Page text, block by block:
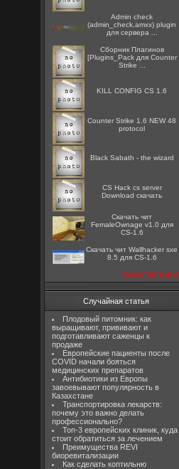
Admin check
(admin_check.amxx) plugin
для сервера ...
Сборник Плагинов
[Plugins_Pack для Counter
Strike ...
KILL CONFIG CS 1.6
Counter Strike 1.6 NEW 48
protocol
Black Sabath - the wizard
CS Hack cs server
Download скачать
Скачать чит
FemaleOwnage v1.0 для
CS-1.6
Скачать чит Wallhacker sxe
8.5 для CS-1.6
посмотреть все
Случайная статья
Плодовый питомник: как
выращивают, прививают и
подготавливают саженцы к
продаже
Европейские пациенты после
COVID начали бояться
медицинских препаратов
Антибиотики из Европы
завоевывают популярность в
Казахстане
Транспортировка лекарств:
почему это важно делать
профессионально?
Топ-3 европейских клиник, куда
стоит обратиться за лечением
Преимущества REVI
биоревитализации
Как сделать коптильню